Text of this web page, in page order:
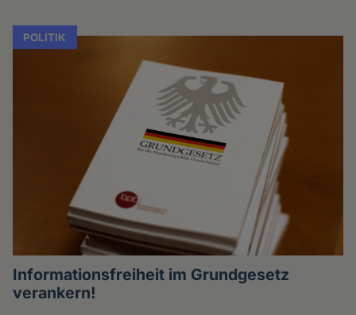
POLITIK
Informationsfreiheit im Grundgesetz
verankern!